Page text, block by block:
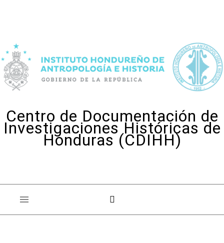
Centro de Documentación de
Investigaciones Históricas de
Honduras (CDIHH)